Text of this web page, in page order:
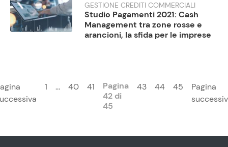
GESTIONE CREDITI COMMERCIALI
Studio Pagamenti 2021: Cash
Management tra zone rosse e
arancioni, la sfida per le imprese
1 ... 40 41
Pagina
42 di
45
43 44 45
Pagina